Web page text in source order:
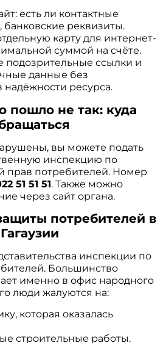
есть ли контактные
банковские реквизиты.
карту для интернет-
суммой на счёте.
подозрительные ссылки и
данные без
надёжности ресурса.
пошло не так: куда
вы можете подать
инспекцию по
прав потребителей. Номер
51 51 51. Также можно
через сайт органа.
потребителей в
Гагаузии
инспекции по
Большинство
именно в офис народного
люди жалуются на:
которая оказалась
строительные работы.